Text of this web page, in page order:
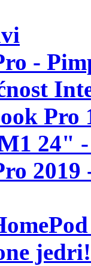
-
Pro
24"
jedri!